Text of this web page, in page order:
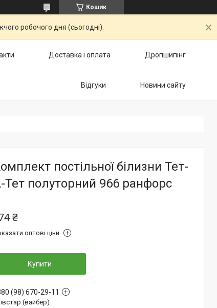
Кошик
робочого дня (сьогодні).
Доставка і оплата Дропшипінг
Відгуки Новини сайту
постільної білизни Тет-
Тет полуторний 966 ранфорс
₴
оптові ціни
Купити
(98) 670-29-11
(вайбер)